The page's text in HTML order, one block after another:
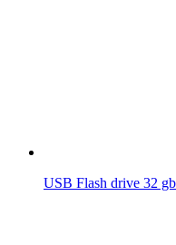
USB Flash drive 32